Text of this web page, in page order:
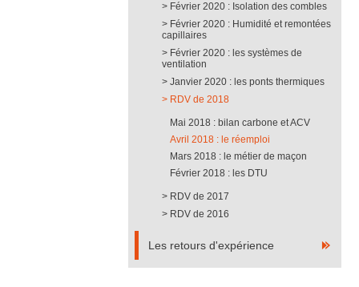
Février 2020 : Isolation des combles
Février 2020 : Humidité et remontées
capillaires
Février 2020 : les systèmes de
ventilation
Janvier 2020 : les ponts thermiques
RDV de 2018
Mai 2018 : bilan carbone et ACV
Avril 2018 : le réemploi
Mars 2018 : le métier de maçon
Février 2018 : les DTU
RDV de 2017
RDV de 2016
Les retours d'expérience